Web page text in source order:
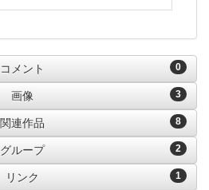
0
コメント
3
画像
8
関連作品
2
グループ
1
リンク